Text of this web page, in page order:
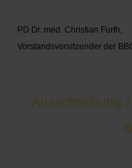
PD Dr. med. Christian Furth,
Vorstandsvorsitzender der
Ausschreibung